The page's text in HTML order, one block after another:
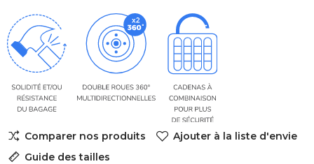
Comparer nos produits
Ajouter à la liste d'envie
Guide des tailles